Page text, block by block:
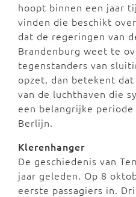
hoopt binnen een jaar
vinden die beschikt
dat de regeringen van
Brandenburg weet te
tegenstanders van
opzet, dan betekent
van de luchthaven die
een belangrijke
Berlijn.
Klerenhanger
De geschiedenis van
jaar geleden. Op 8
eerste passagiers in.